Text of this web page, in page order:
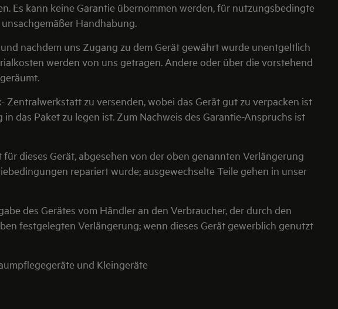
Es kann keine Garantie übernommen werden, für nutzungsbedingte
Handhabung.
nachdem uns Zugang zu dem Gerät gewährt wurde unentgeltlich
werden von uns getragen. Andere oder über die vorstehend
zu versenden, wobei das Gerät gut zu verpacken ist
das Paket zu legen ist. Zum Nachweis des Garantie-Anspruchs ist
dieses Gerät, abgesehen von der oben genannten Verlängerung
repariert wurde; ausgewechselte Teile gehen in unser
des Gerätes vom Händler an den Verbraucher, der durch den
festgelegten Verlängerung; wenn dieses Gerät gewerblich genutzt
und Kleingeräte